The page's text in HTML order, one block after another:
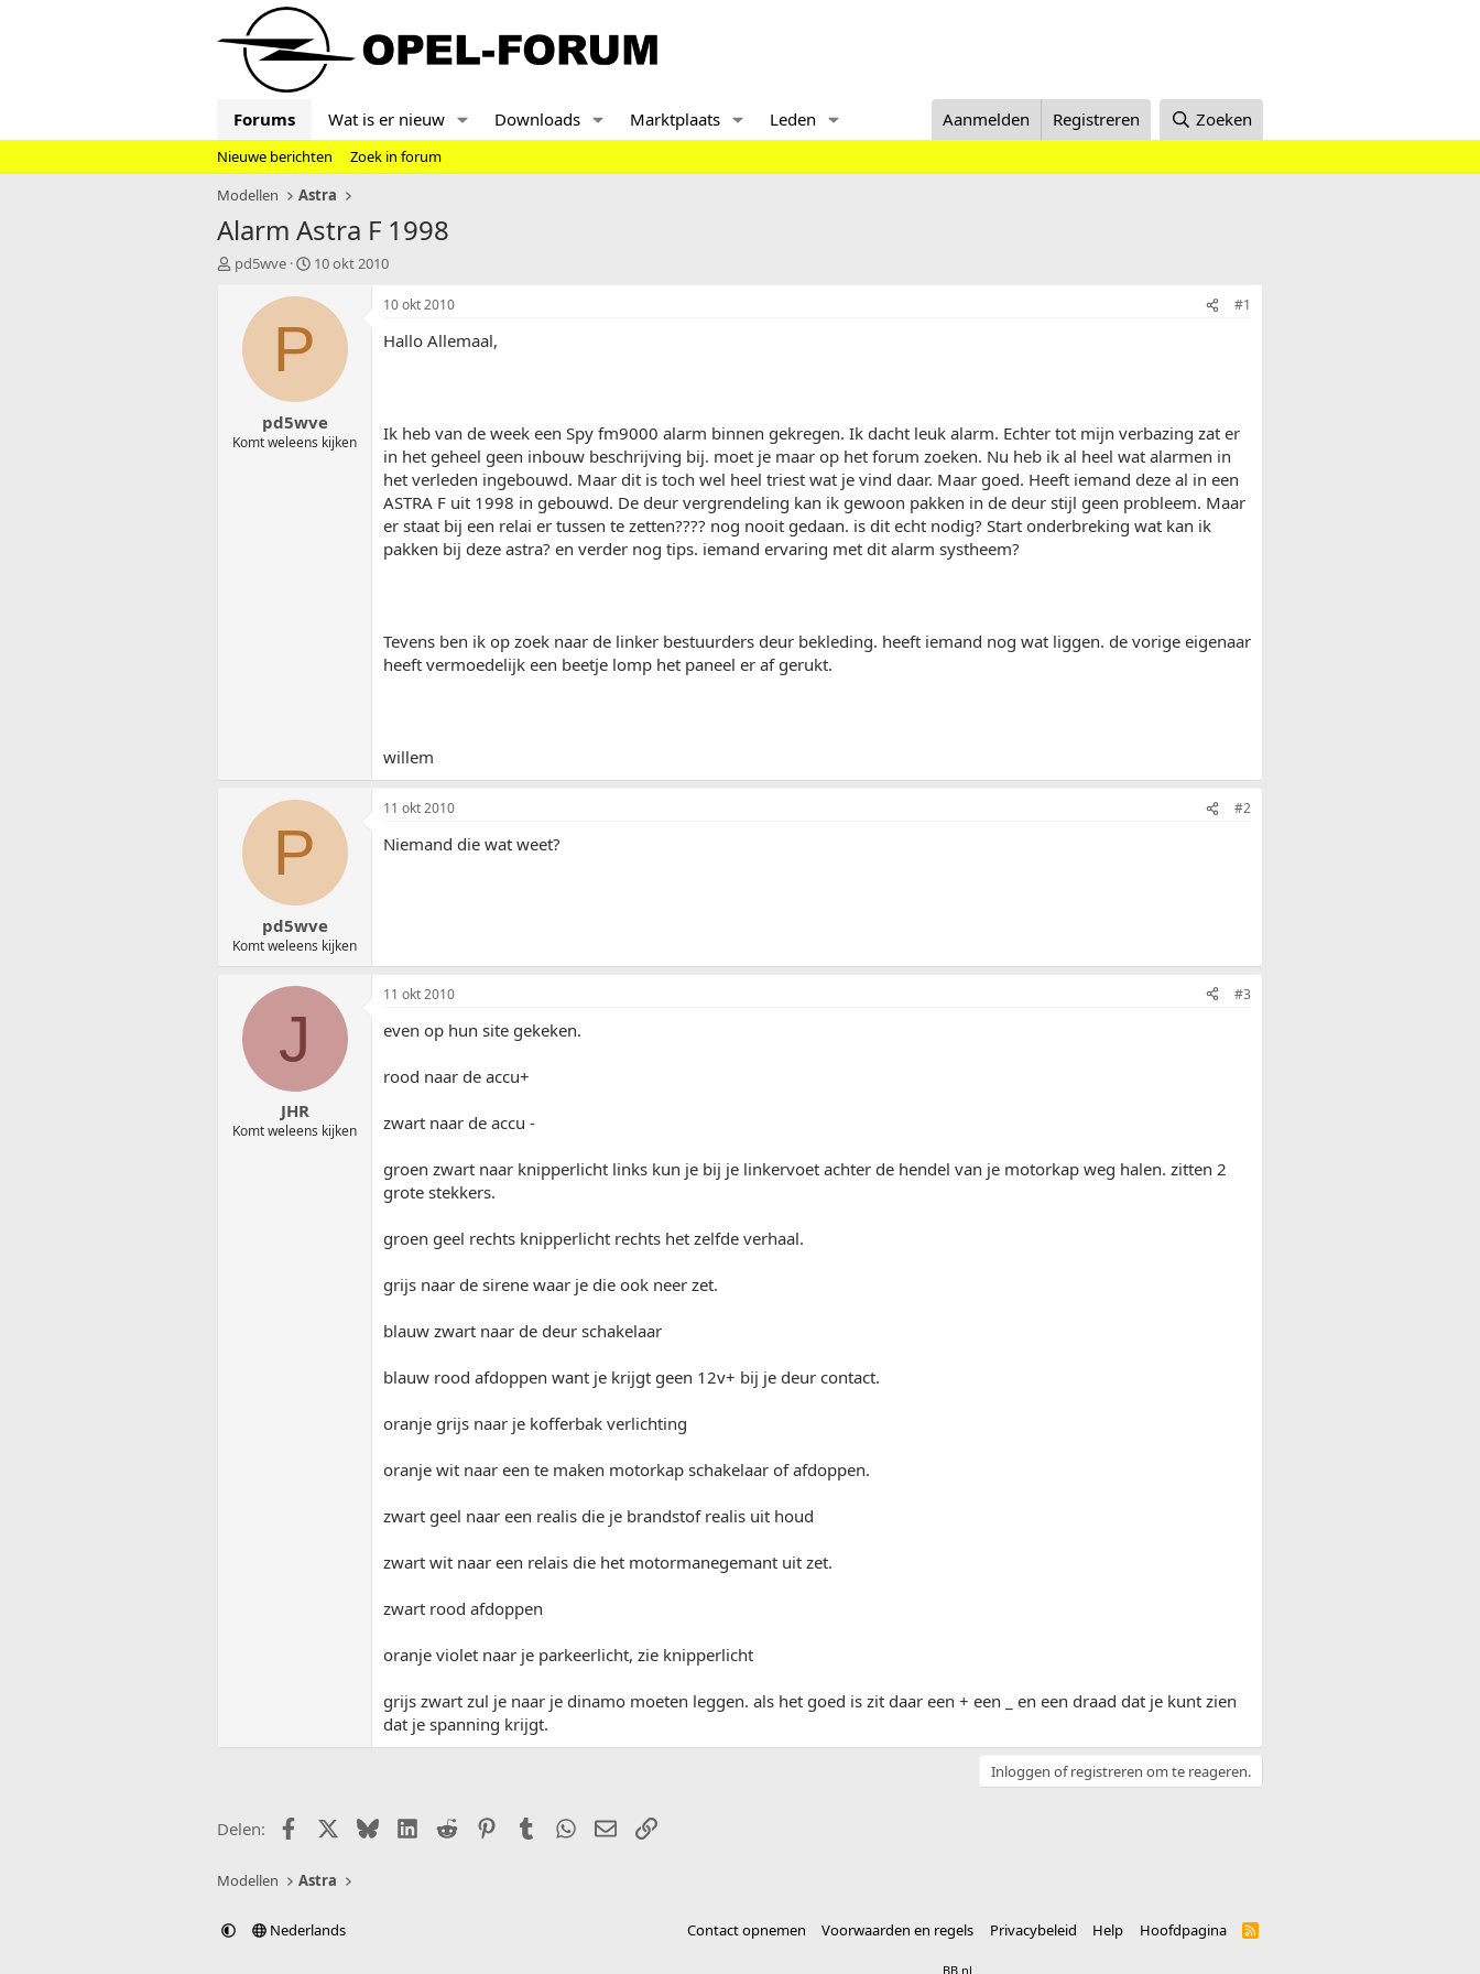
Forums Wat is er nieuw Downloads Marktplaats Leden Aanmelden Registreren Zoeken
Nieuwe berichten
Zoek in forum
Modellen
Astra
Alarm Astra F 1998
T
t
pd5wve
S
a
t
u
m
10 okt 2010
P
pd5wve
Komt weleens kijken
10 okt 2010 #1
Hallo Allemaal,
Ik heb van de week een Spy fm9000 alarm binnen gekregen. Ik dacht leuk alarm. Echter tot mijn verbazing zat er
in het geheel geen inbouw beschrijving bij. moet je maar op het forum zoeken. Nu heb ik al heel wat alarmen in
het verleden ingebouwd. Maar dit is toch wel heel triest wat je vind daar. Maar goed. Heeft iemand deze al in een
ASTRA F uit 1998 in gebouwd. De deur vergrendeling kan ik gewoon pakken in de deur stijl geen probleem. Maar
er staat bij een relai er tussen te zetten???? nog nooit gedaan. is dit echt nodig? Start onderbreking wat kan ik
pakken bij deze astra? en verder nog tips. iemand ervaring met dit alarm systheem?
Tevens ben ik op zoek naar de linker bestuurders deur bekleding. heeft iemand nog wat liggen. de vorige eigenaar
heeft vermoedelijk een beetje lomp het paneel er af gerukt.
willem
P
pd5wve
Komt weleens kijken
11 okt 2010 #2
Niemand die wat weet?
J
JHR
Komt weleens kijken
11 okt 2010 #3
even op hun site gekeken.
rood naar de accu+
zwart naar de accu -
groen zwart naar knipperlicht links kun je bij je linkervoet achter de hendel van je motorkap weg halen. zitten 2
grote stekkers.
groen geel rechts knipperlicht rechts het zelfde verhaal.
grijs naar de sirene waar je die ook neer zet.
blauw zwart naar de deur schakelaar
blauw rood afdoppen want je krijgt geen 12v+ bij je deur contact.
oranje grijs naar je kofferbak verlichting
oranje wit naar een te maken motorkap schakelaar of afdoppen.
zwart geel naar een realis die je brandstof realis uit houd
zwart wit naar een relais die het motormanegemant uit zet.
zwart rood afdoppen
oranje violet naar je parkeerlicht, zie knipperlicht
grijs zwart zul je naar je dinamo moeten leggen. als het goed is zit daar een + een _ en een draad dat je kunt zien
dat je spanning krijgt.
Inloggen of registreren om te reageren.
Delen: FacebookX (Twitter)
BlueskyLinkedIn
Reddit PinterestTumblr WhatsApp
E-mailLink
Modellen Astra
Nederlands Contact opnemen Voorwaarden en regels Privacybeleid Help Hoofdpagina
R
BB.nl